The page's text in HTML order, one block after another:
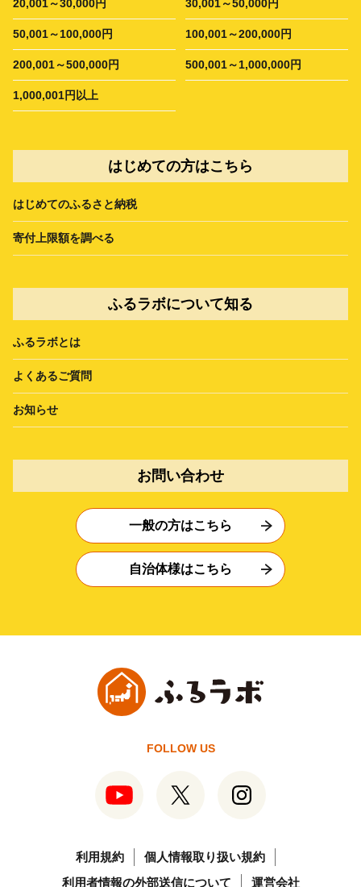
20,001～30,000円 30,001～50,000円
50,001～100,000円 100,001～200,000円
200,001～500,000円 500,001～1,000,000円
1,000,001円以上
はじめての方はこちら
はじめてのふるさと納税
寄付上限額を調べる
ふるラボについて知る
ふるラボとは
よくあるご質問
お知らせ
お問い合わせ
一般の方はこちら
自治体様はこちら
FOLLOW US
利用規約
個人情報取り扱い規約
利用者情報の外部送信について
運営会社